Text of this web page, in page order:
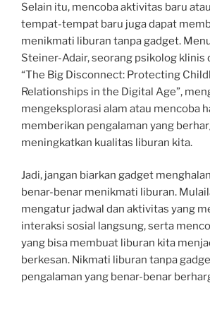
Selain itu, mencoba aktivitas baru
tempat-tempat baru juga dapat
menikmati liburan tanpa gadget.
Steiner-Adair, seorang psikolog klinis
“The Big Disconnect: Protecting
Relationships in the Digital Age”,
mengeksplorasi alam atau mencoba
memberikan pengalaman yang
meningkatkan kualitas liburan kita.
Jadi, jangan biarkan gadget
benar-benar menikmati liburan.
mengatur jadwal dan aktivitas yang
interaksi sosial langsung, serta
yang bisa membuat liburan kita
berkesan. Nikmati liburan tanpa
pengalaman yang benar-benar